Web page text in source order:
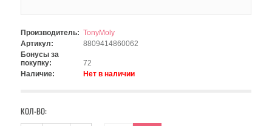
Производитель: TonyMoly
Артикул:
8809414860062
Бонусы за
покупку:
72
Наличие:
Нет в наличии
КОЛ-ВО: